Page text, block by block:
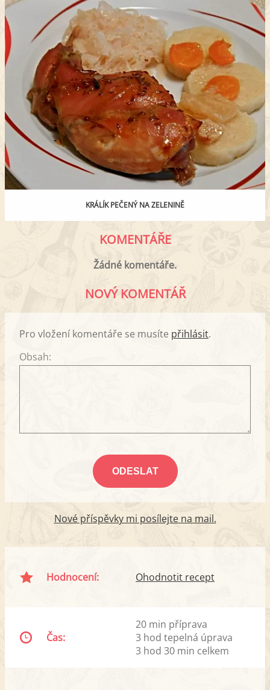
KRÁLÍK PEČENÝ NA ZELENINĚ
KOMENTÁŘE
Žádné komentáře.
NOVÝ KOMENTÁŘ
Pro vložení komentáře se musíte přihlásit.
Obsah:
Nové příspěvky mi posílejte na mail.
Hodnocení: Ohodnotit recept
Čas:
20 min příprava
3 hod tepelná úprava
3 hod 30 min celkem